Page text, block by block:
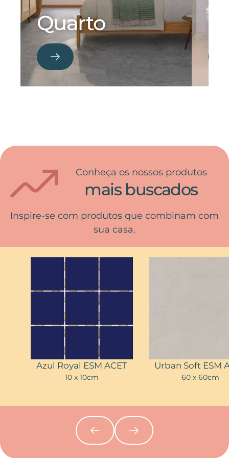
Quarto
Conheça os nossos produtos
mais buscados
Inspire-se com produtos que combinam com
sua casa.
Azul Royal ESM ACET
10 x 10cm
Urban Soft ESM
60 x 60cm